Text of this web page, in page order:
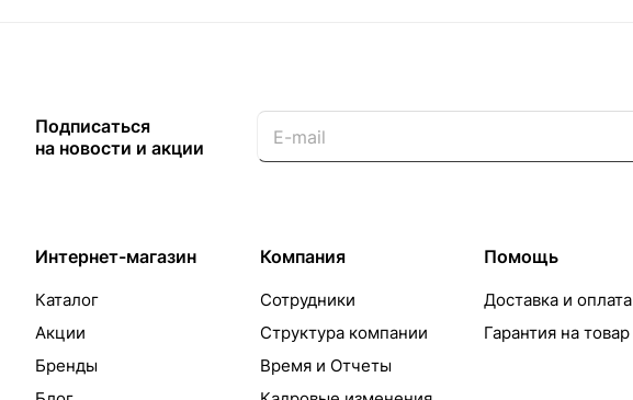
Подписаться
на новости и акции
Интернет-магазин
Каталог
Акции
Бренды
Компания
Сотрудники
Структура компании
Время и Отчеты
Помощь
Доставка и оплата
Гарантия на товар